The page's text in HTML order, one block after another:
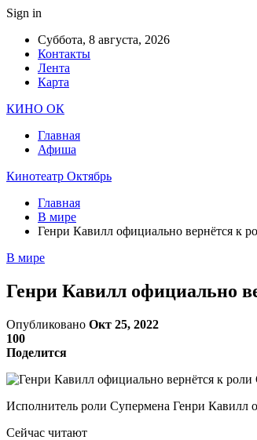
Sign in
Суббота, 8 августа, 2026
Контакты
Лента
Карта
КИНО ОК
Главная
Афиша
Кинотеатр Октябрь
Главная
В мире
Генри Кавилл официально вернётся к
В мире
Генри Кавилл официально
Опубликовано Окт 25, 2022
100
Поделится
Исполнитель роли Супермена Генри Кавилл
Сейчас читают